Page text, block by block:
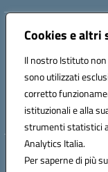
Cookies e
Il nostro Istituto
sono utilizzati
corretto
istituzionali e alla
strumenti statistici
Analytics Italia.
Per saperne di più
Indirizzo:Via Enrico
Posta elettronica
Codice fiscale:
Codice meccanografico: